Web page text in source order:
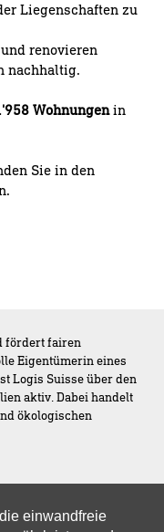
Liegenschaften zu
renovieren
nachhaltig.
Wohnungenin
Sie in den
fördert fairen
Eigentümerin eines
Logis Suisse über den
aktiv. Dabei handelt
ökologischen
einwandfreie